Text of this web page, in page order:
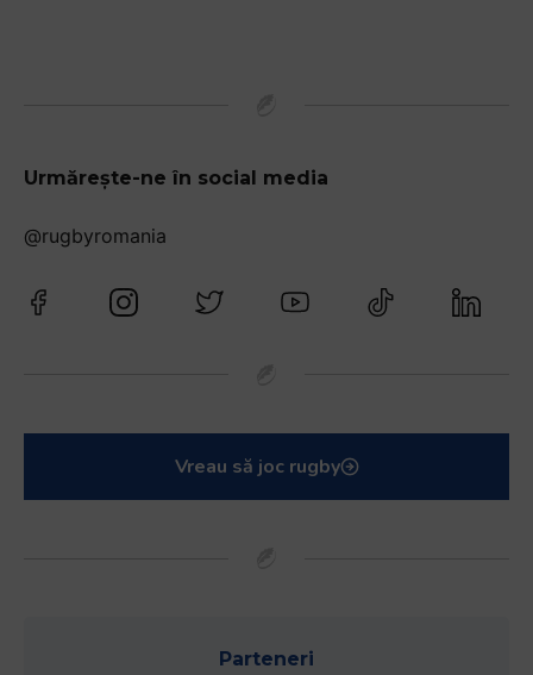
Urmărește-ne în social media
@rugbyromania
Vreau să joc rugby
Parteneri